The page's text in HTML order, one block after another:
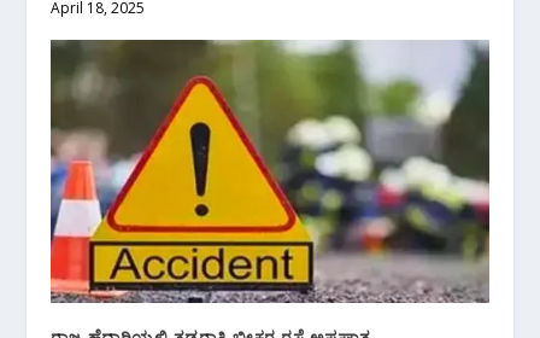
April 18, 2025